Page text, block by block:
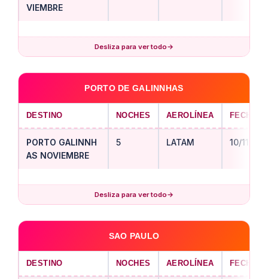
VIEMBRE
Desliza para ver todo→
PORTO DE GALINNHAS
DESTINO NOCHES AEROLÍNEA FECHA
PORTO GALINNH
AS NOVIEMBRE
5 LATAM 10/11/
Desliza para ver todo→
SAO PAULO
DESTINO NOCHES AEROLÍNEA FECHA